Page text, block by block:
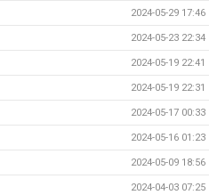
2024-05-29 17:46
2024-05-23 22:34
2024-05-19 22:41
2024-05-19 22:31
2024-05-17 00:33
2024-05-16 01:23
2024-05-09 18:56
2024-04-03 07:25